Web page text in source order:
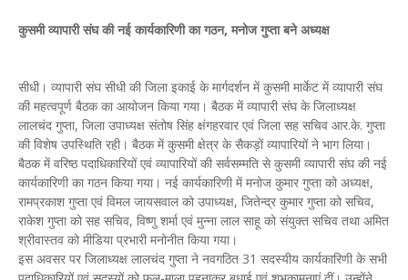
कुसमी व्यापारी संघ की नई कार्यकारिणी का गठन, मनोज गुप्ता बने अध्यक्ष
सीधी। व्यापारी संघ सीधी की जिला इकाई के मार्गदर्शन में कुसमी मार्केट में व्यापारी संघ
की महत्वपूर्ण बैठक का आयोजन किया गया। बैठक में व्यापारी संघ के जिलाध्यक्ष
लालचंद गुप्ता, जिला उपाध्यक्ष संतोष सिंह क्षंगहरवार एवं जिला सह सचिव आर.के. गुप्ता
की विशेष उपस्थिति रही। बैठक में कुसमी क्षेत्र के सैकड़ों व्यापारियों ने भाग लिया।
बैठक में वरिष्ठ पदाधिकारियों एवं व्यापारियों की सर्वसम्मति से कुसमी व्यापारी संघ की नई
कार्यकारिणी का गठन किया गया। नई कार्यकारिणी में मनोज कुमार गुप्ता को अध्यक्ष,
रामप्रकाश गुप्ता एवं विमल जायसवाल को उपाध्यक्ष, जितेन्द्र कुमार गुप्ता को सचिव,
राकेश गुप्ता को सह सचिव, विष्णु शर्मा एवं मुन्ना लाल साहू को संयुक्त सचिव तथा अमित
श्रीवास्तव को मीडिया प्रभारी मनोनीत किया गया।
इस अवसर पर जिलाध्यक्ष लालचंद गुप्ता ने नवगठित 31 सदस्यीय कार्यकारिणी के सभी